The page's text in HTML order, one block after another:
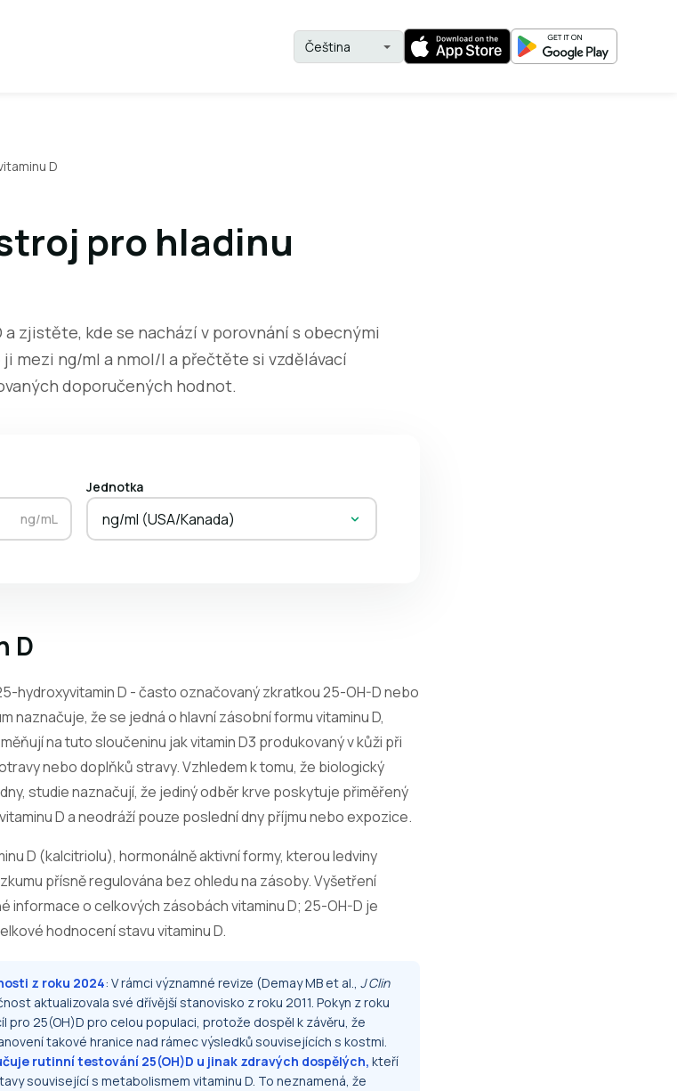
D
pro hladinu
zjistěte, kde se nachází v porovnání s obecnými
mezi ng/ml a nmol/l a přečtěte si vzdělávací
doporučených hodnot.
ng/mL
Jednotka
ng/ml (USA/Kanada)
D
hydroxyvitamin D - často označovaný zkratkou 25-OH-D nebo
naznačuje, že se jedná o hlavní zásobní formu vitaminu D,
na tuto sloučeninu jak vitamin D3 produkovaný v kůži při
nebo doplňků stravy. Vzhledem k tomu, že biologický
studie naznačují, že jediný odběr krve poskytuje přiměřený
D a neodráží pouze poslední dny příjmu nebo expozice.
D (kalcitriolu), hormonálně aktivní formy, kterou ledviny
přísně regulována bez ohledu na zásoby. Vyšetření
informace o celkových zásobách vitaminu D; 25-OH-D je
hodnocení stavu vitaminu D.
z roku 2024: V rámci významné revize (Demay MB et al.,J Clin
aktualizovala své dřívější stanovisko z roku 2011. Pokyn z roku
25(OH)D pro celou populaci, protože dospěl k závěru, že
takové hranice nad rámec výsledků souvisejících s kostmi.
rutinní testování 25(OH)D u jinak zdravých dospělých, kteří
související s metabolismem vitaminu D. To neznamená, že